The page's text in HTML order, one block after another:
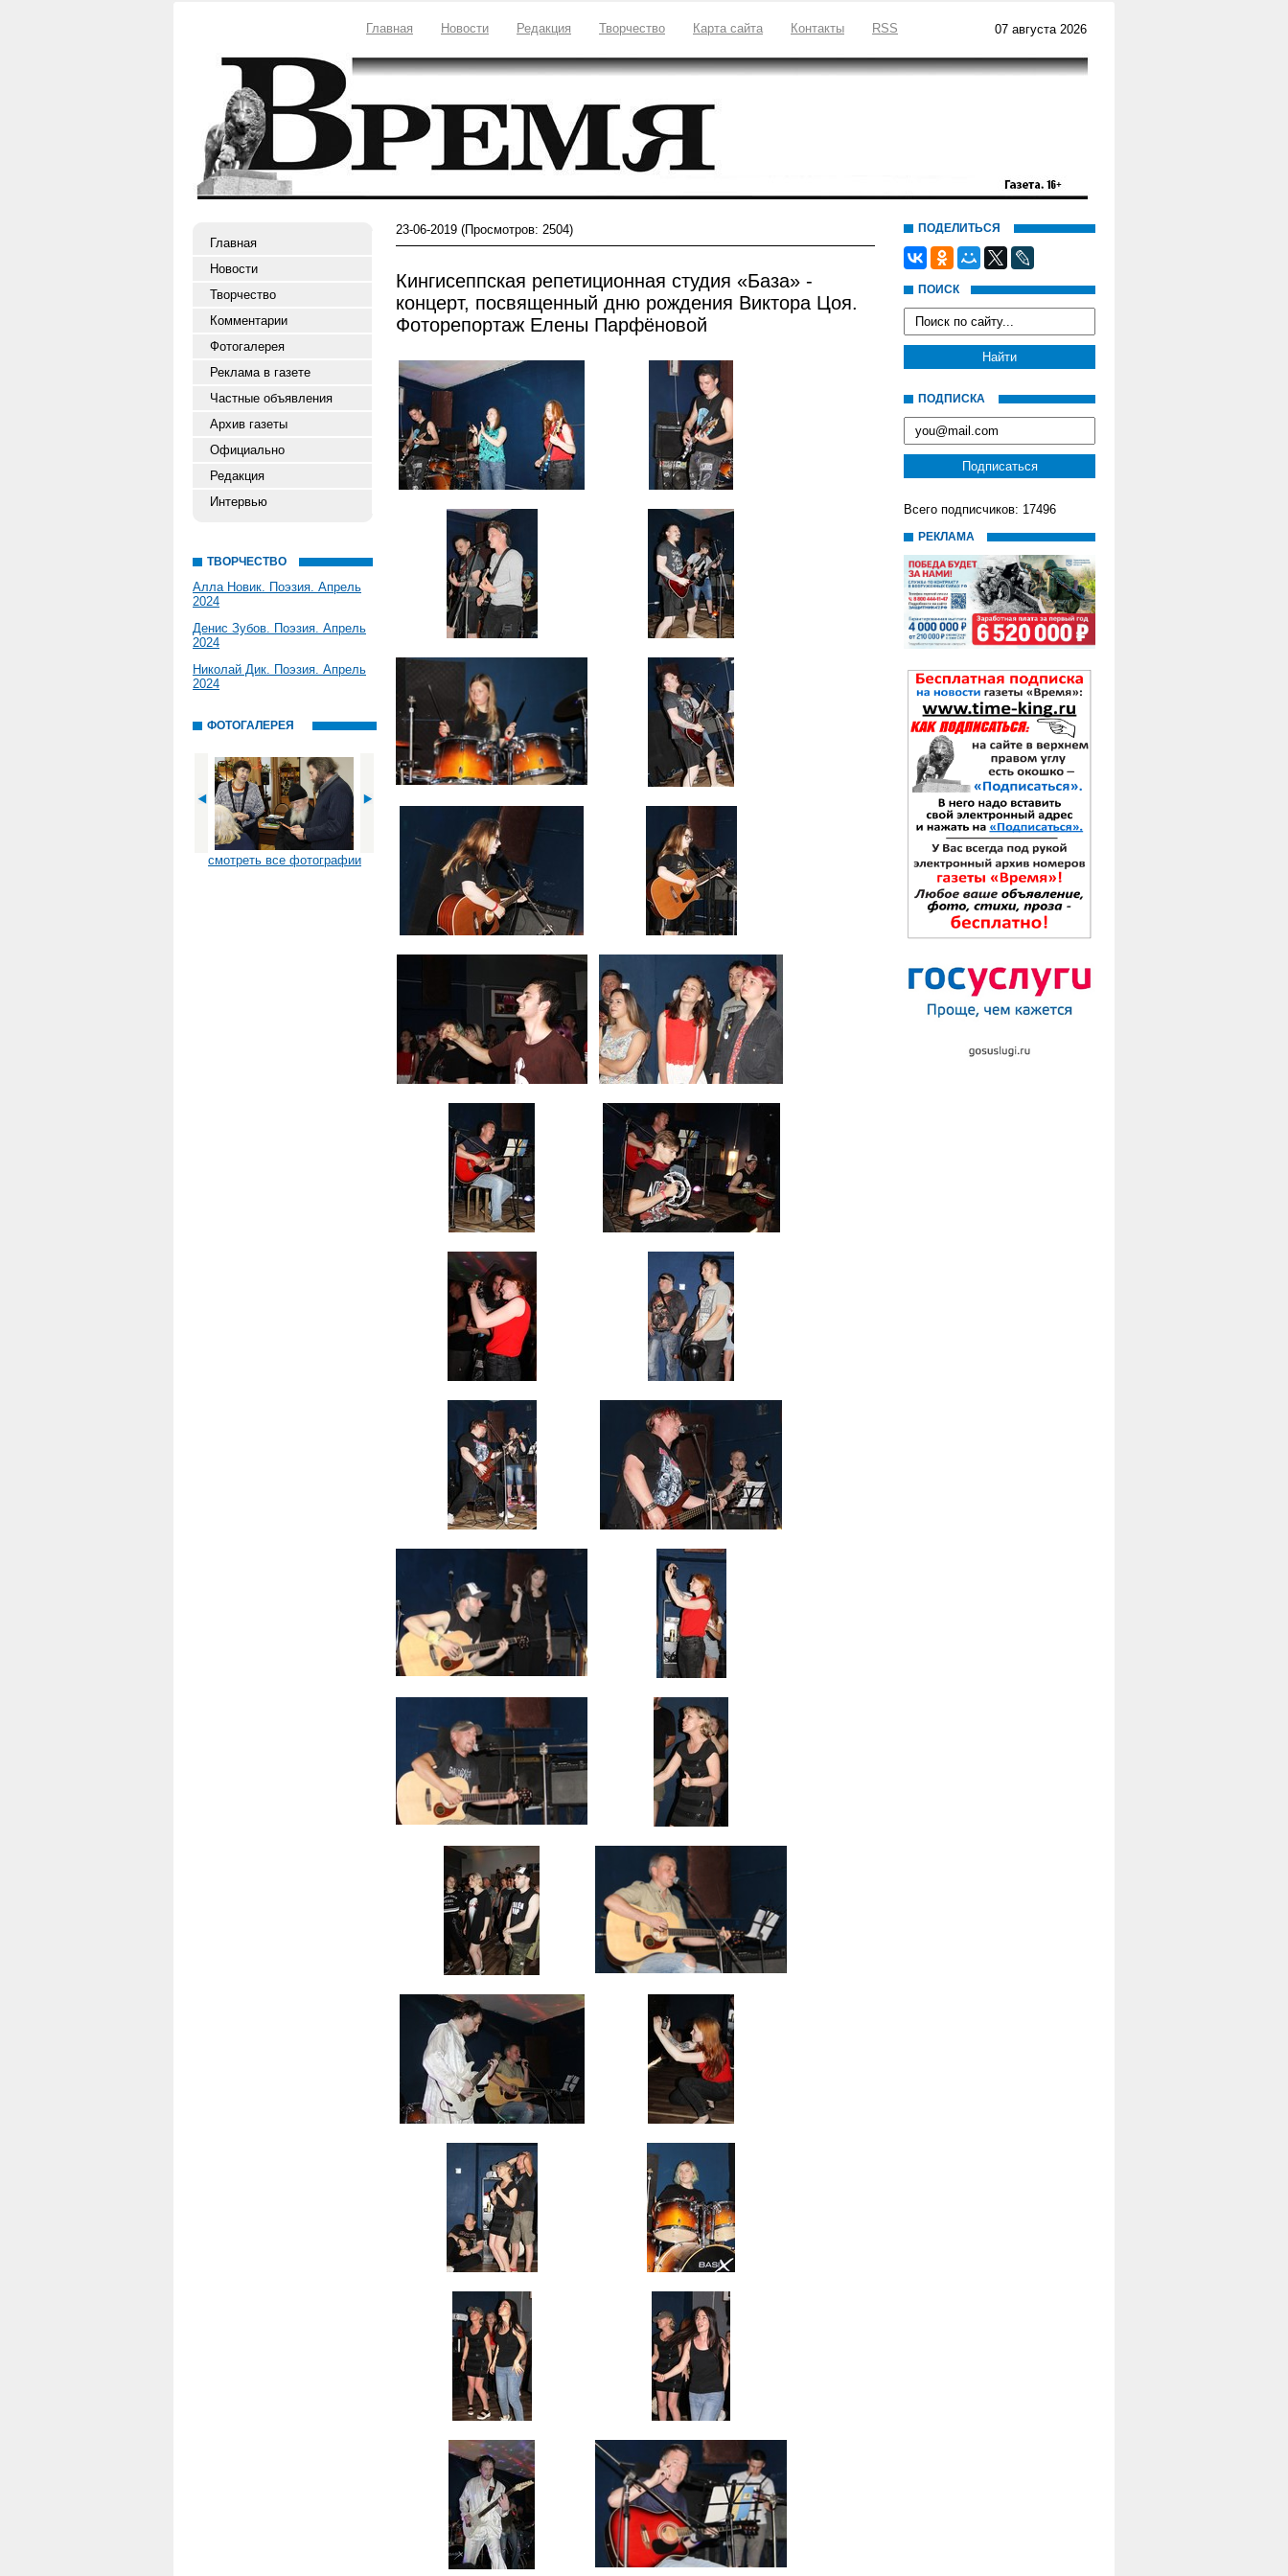
Главная Новости Редакция Творчество Карта сайта Контакты RSS 07 августа 2026
Главная
Новости
Творчество
Комментарии
Фотогалерея
Реклама в газете
Частные объявления
Архив газеты
Официально
Редакция
Интервью
ТВОРЧЕСТВО
Алла Новик. Поэзия. Апрель
2024
Денис Зубов. Поэзия. Апрель
2024
Николай Дик. Поэзия. Апрель
2024
ФОТОГАЛЕРЕЯ
смотреть все фотографии
23-06-2019 (Просмотров: 2504)
Кингисеппская репетиционная студия «База» -
концерт, посвященный дню рождения Виктора Цоя.
Фоторепортаж Елены Парфёновой
ПОДЕЛИТЬСЯ
ПОИСК
ПОДПИСКА
Всего подписчиков: 17496
РЕКЛАМА